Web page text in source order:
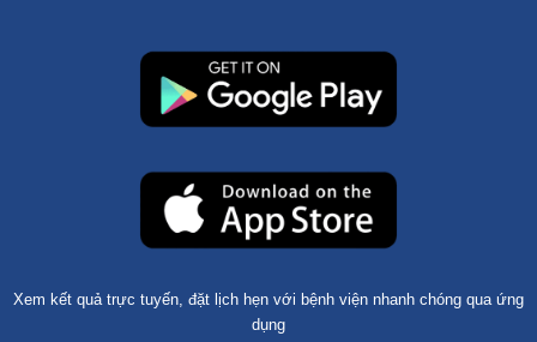
Xem kết quả trực tuyến, đặt lịch hẹn với bệnh viện nhanh chóng qua ứng
dụng